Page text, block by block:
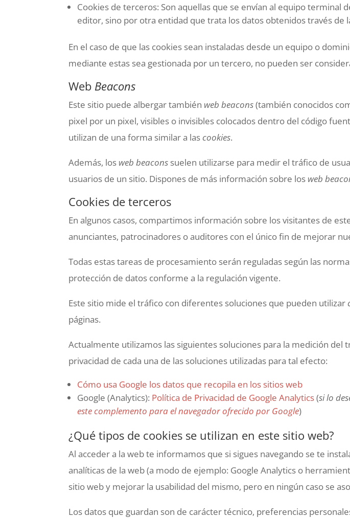
Cookies de terceros: Son aquellas que se envían al equipo
editor, sino por otra entidad que trata los datos obtenidos través de
En el caso de que las cookies sean instaladas desde un equipo o
mediante estas sea gestionada por un tercero, no pueden ser
Web Beacons
Este sitio puede albergar también web beacons(también conocidos
pixel por un pixel, visibles o invisibles colocados dentro del código
utilizan de una forma similar a las cookies.
Además, los web beacons suelen utilizarse para medir el tráfico de
usuarios de un sitio. Dispones de más información sobre los web
Cookies de terceros
En algunos casos, compartimos información sobre los visitantes de
anunciantes, patrocinadores o auditores con el único fin de mejorar
Todas estas tareas de procesamiento serán reguladas según las
protección de datos conforme a la regulación vigente.
Este sitio mide el tráfico con diferentes soluciones que pueden utilizar
páginas.
Actualmente utilizamos las siguientes soluciones para la medición
privacidad de cada una de las soluciones utilizadas para tal efecto:
Cómo usa Google los datos que recopila en los sitios web
Google (Analytics): Política de Privacidad de Google Analytics(si lo
este complemento para el navegador ofrecido por Google)
¿Qué tipos de cookies se utilizan en este sitio web?
Al acceder a la web te informamos que si sigues navegando se te
analíticas de la web (a modo de ejemplo: Google Analytics o
sitio web y mejorar la usabilidad del mismo, pero en ningún caso se
Los datos que guardan son de carácter técnico, preferencias